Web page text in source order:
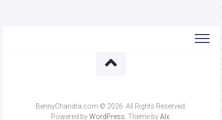
BennyChandra.com © 2026. All Rights Reserved.
Powered byWordPress. Theme byAlx.